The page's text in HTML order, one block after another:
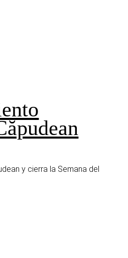
y cierra la Semana del